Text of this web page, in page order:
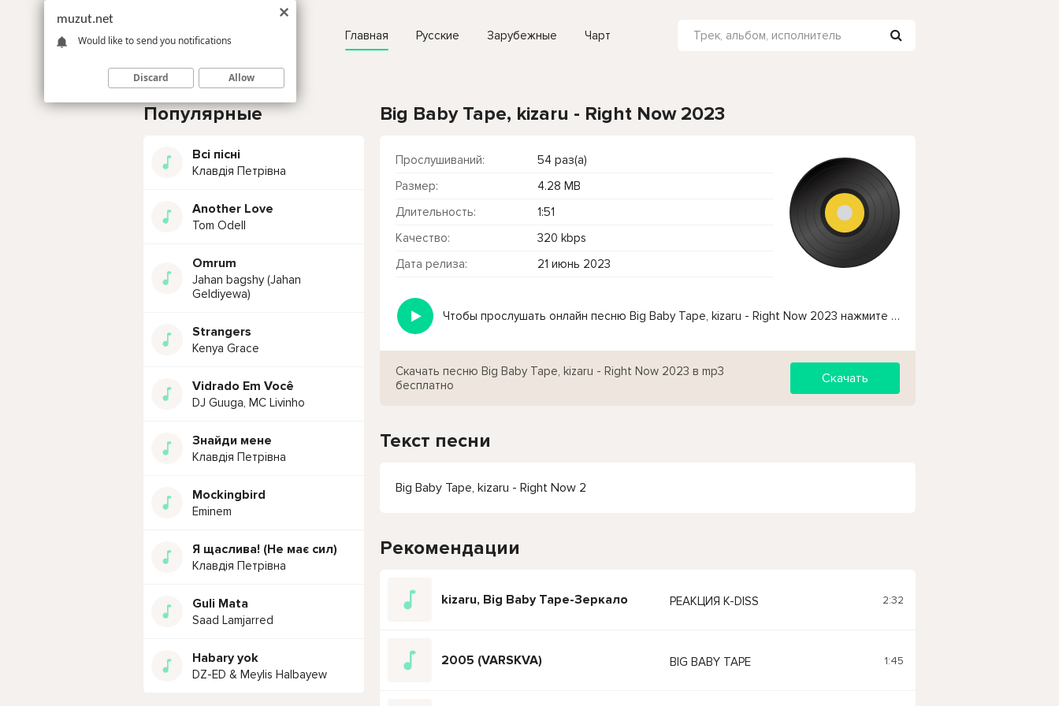
Главная Русские Зарубежные Чарт
Популярные
Всі пісні
Клавдія Петрівна
Another Love
Tom Odell
Omrum
Jahan bagshy (Jahan
Geldiyewa)
Strangers
Kenya Grace
Vidrado Em Você
DJ Guuga, MC Livinho
Знайди мене
Клавдія Петрівна
Mockingbird
Eminem
Я щаслива! (Не має сил)
Клавдія Петрівна
Guli Mata
Saad Lamjarred
Habary yok
DZ-ED & Meylis Halbayew
Big Baby Tape, kizaru - Right Now 2023
Прослушиваний:
54 раз(а)
Размер:
4.28 MB
Длительность:
1:51
Качество:
320 kbps
Дата релиза:
21 июнь 2023
Чтобы прослушать онлайн песню Big Baby Tape, kizaru - Right Now 2023 нажмите на кнопку плей с светом зелений
Скачать песню Big Baby Tape, kizaru - Right Now 2023 в mp3
бесплатно
Скачать
Текст песни
Big Baby Tape, kizaru - Right Now 2
Рекомендации
kizaru, Big Baby Tape-Зеркало РЕАКЦИЯ K-DISS 2:32
2005 (VARSKVA) BIG BABY TAPE 1:45
muzut.net
Would like to send you notifications
Discard Allow